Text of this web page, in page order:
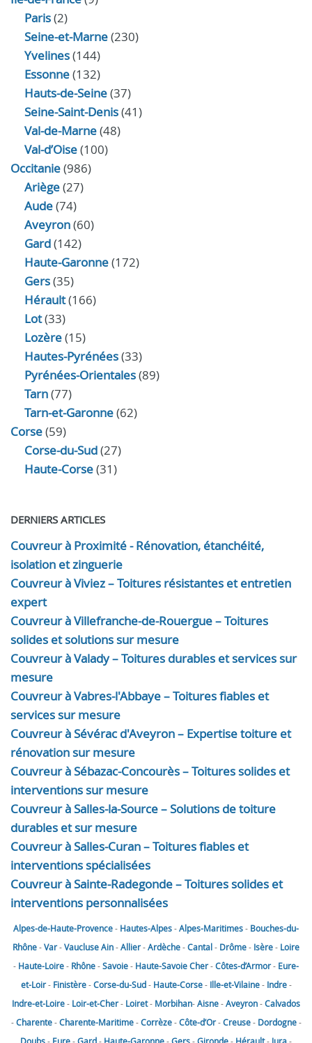
Paris(2)
Seine-et-Marne(230)
Yvelines(144)
Essonne(132)
Hauts-de-Seine(37)
Seine-Saint-Denis(41)
Val-de-Marne(48)
Val-d’Oise(100)
Occitanie(986)
Ariège(27)
Aude(74)
Aveyron(60)
Gard(142)
Haute-Garonne(172)
Gers(35)
Hérault(166)
Lot(33)
Lozère(15)
Hautes-Pyrénées(33)
Pyrénées-Orientales(89)
Tarn(77)
Tarn-et-Garonne(62)
Corse(59)
Corse-du-Sud(27)
Haute-Corse(31)
DERNIERS ARTICLES
Couvreur à Proximité - Rénovation, étanchéité,
isolation et zinguerie
Couvreur à Viviez – Toitures résistantes et entretien
expert
Couvreur à Villefranche-de-Rouergue – Toitures
solides et solutions sur mesure
Couvreur à Valady – Toitures durables et services sur
mesure
Couvreur à Vabres-l'Abbaye – Toitures fiables et
services sur mesure
Couvreur à Sévérac d'Aveyron – Expertise toiture et
rénovation sur mesure
Couvreur à Sébazac-Concourès – Toitures solides et
interventions sur mesure
Couvreur à Salles-la-Source – Solutions de toiture
durables et sur mesure
Couvreur à Salles-Curan – Toitures fiables et
interventions spécialisées
Couvreur à Sainte-Radegonde – Toitures solides et
interventions personnalisées
Alpes-de-Haute-Provence- Hautes-Alpes-Alpes-Maritimes- Bouches-du-
Rhône-Var-VaucluseAin-Allier-Ardèche-Cantal- Drôme- Isère- Loire
- Haute-Loire- Rhône-Savoie- Haute-SavoieCher-Côtes-d’Armor- Eure-
et-Loir- Finistère-Corse-du-Sud- Haute-Corse- Ille-et-Vilaine- Indre-
Indre-et-Loire- Loir-et-Cher- Loiret- Morbihan-Aisne-Aveyron-Calvados
-Charente-Charente-Maritime-Corrèze-Côte-d’Or-Creuse- Dordogne-